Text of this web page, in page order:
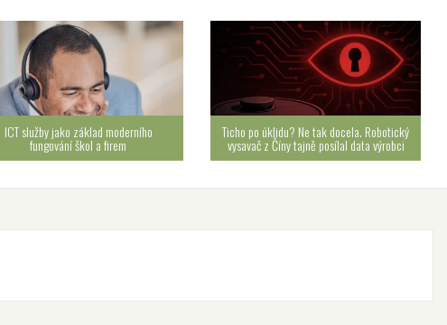
ICT služby jako základ moderního
fungování škol a firem
Ticho po úklidu? Ne tak docela. Robotický
vysavač z Číny tajně posílal data výrobci